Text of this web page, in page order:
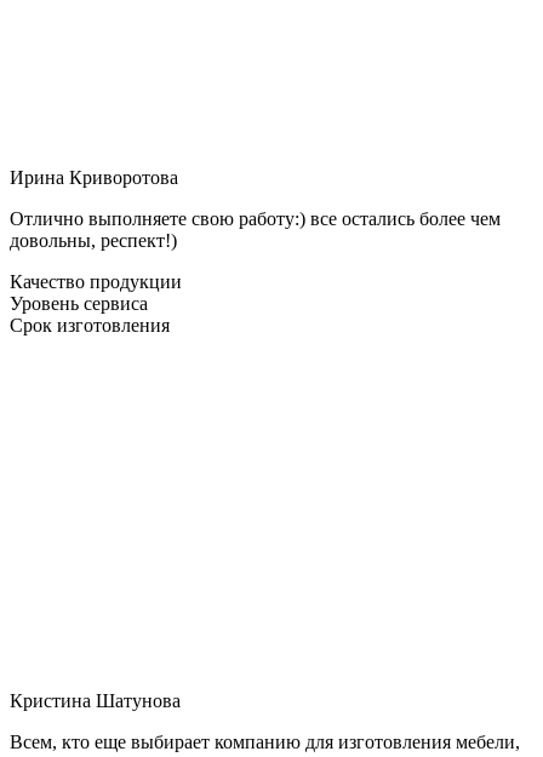
Ирина Криворотова
Отлично выполняете свою работу:) все остались более чем
довольны, респект!)
Качество продукции
Уровень сервиса
Срок изготовления
Кристина Шатунова
Всем, кто еще выбирает компанию для изготовления мебели,